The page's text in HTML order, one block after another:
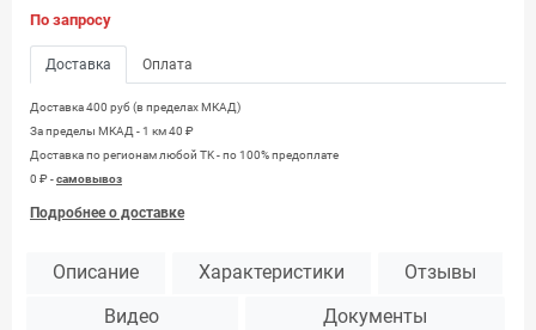
По запросу
Доставка Оплата
Доставка 400 руб (в пределах МКАД)
За пределы МКАД - 1 км 40 ₽
Доставка по регионам любой TK - по 100% предоплате
0 ₽ -самовывоз
Подробнее о доставке
Описание Характеристики Отзывы
Видео Документы